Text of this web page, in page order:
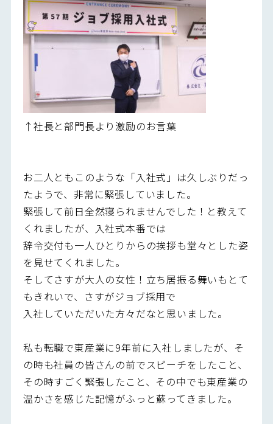
↑社長と部門長より激励のお言葉
お二人ともこのような「入社式」は久しぶりだっ
たようで、非常に緊張していました。
緊張して前日全然寝られませんでした！と教えて
くれましたが、入社式本番では
辞令交付も一人ひとりからの挨拶も堂々とした姿
を見せてくれました。
そしてさすが大人の女性！立ち居振る舞いもとて
もきれいで、さすがジョブ採用で
入社していただいた方々だなと思いました。
私も転職で東産業に9年前に入社しましたが、そ
の時も社員の皆さんの前でスピーチをしたこと、
その時すごく緊張したこと、その中でも東産業の
温かさを感じた記憶がふっと蘇ってきました。